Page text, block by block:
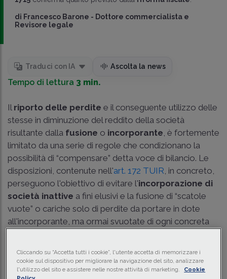
di Francesco Barone - Dottore commercialista e
Revisore legale
Traduci con IA Ascolta la news
Tempo di lettura 3 min.
Il riporto delle perdite e il conseguente utilizzo delle
stesse in diminuzione del reddito della società
risultante dalla fusione o incorporante , è fortemente
limitato da una serie di regole che condizionano la
possibilità di “compensare” detta voce di bilancio. Le
disposizioni, contenute nell'art. 172 TUIR , in concreto,
perseguono l'obiettivo di evitare l'incorporazione di
società inattive a fini elusivi e la fusione di “scatole
vuote” o cariche solo di perdite da portare in dote
all'incorporante, ma ormai svuotate di ogni concreta
Il principio della Cassazione
Cliccando su “Accetta tutti i cookie”, l'utente accetta di memorizzare i
cookie sul dispositivo per migliorare la navigazione del sito, analizzare
l'utilizzo del sito e assistere nelle nostre attività di marketing.
Cookie